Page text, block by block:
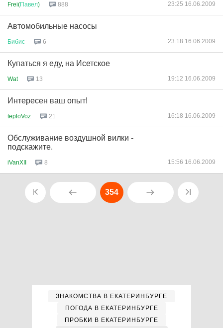
Frei(Павел) 888 23:25 16.06.2009
Автомобильные насосы
Бибис 6 23:18 16.06.2009
Купаться я еду, на Исетское
Wat 13 19:12 16.06.2009
Интересен ваш опыт!
teploVoz 21 16:18 16.06.2009
Обслуживание воздушной вилки -
подскажите.
iVanXII 8 15:56 16.06.2009
354
ЗНАКОМСТВА В ЕКАТЕРИНБУРГЕ
ПОГОДА В ЕКАТЕРИНБУРГЕ
ПРОБКИ В ЕКАТЕРИНБУРГЕ